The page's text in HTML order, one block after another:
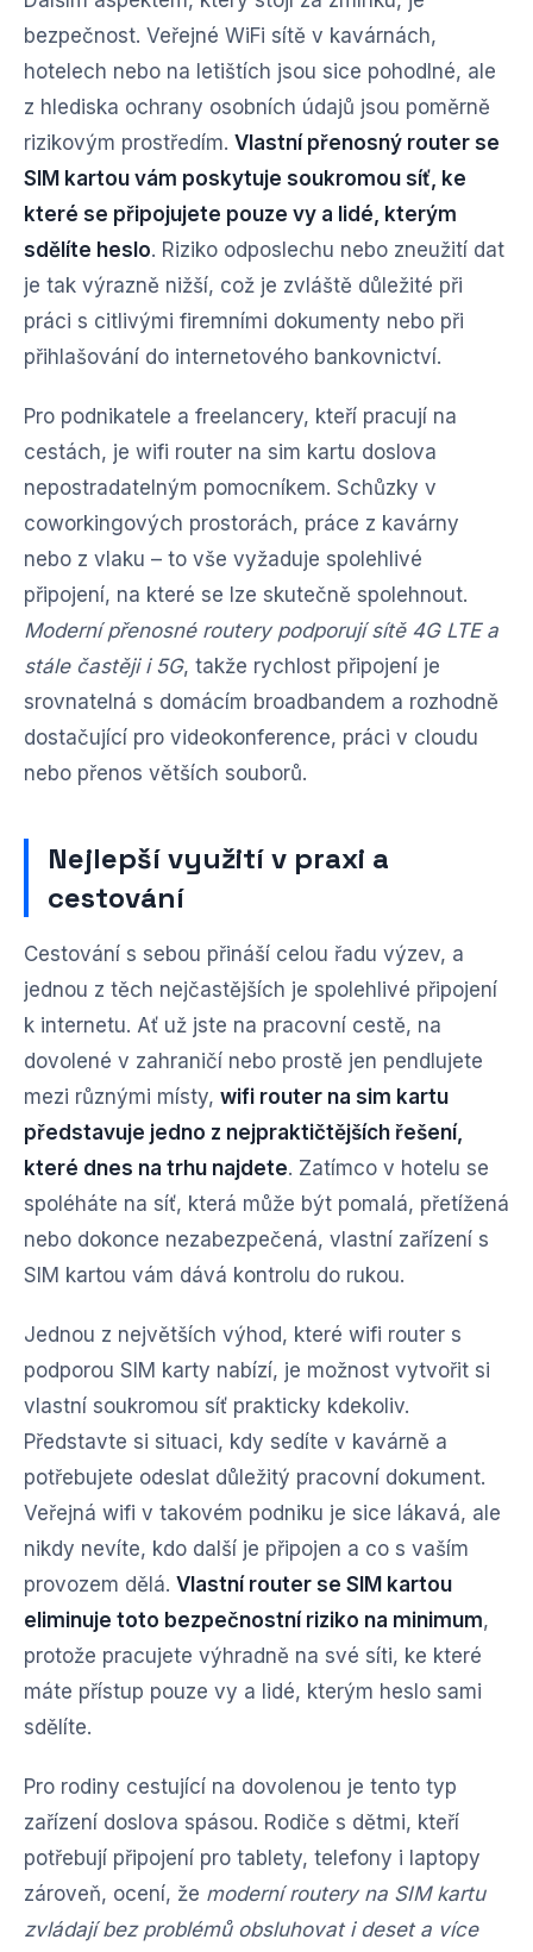
bezpečnost. Veřejné WiFi sítě v kavárnách,
hotelech nebo na letištích jsou sice pohodlné, ale
z hlediska ochrany osobních údajů jsou poměrně
rizikovým prostředím. Vlastní přenosný router se
SIM kartou vám poskytuje soukromou síť, ke
které se připojujete pouze vy a lidé, kterým
sdělíte heslo. Riziko odposlechu nebo zneužití dat
je tak výrazně nižší, což je zvláště důležité při
práci s citlivými firemními dokumenty nebo při
přihlašování do internetového bankovnictví.
Pro podnikatele a freelancery, kteří pracují na
cestách, je wifi router na sim kartu doslova
nepostradatelným pomocníkem. Schůzky v
coworkingových prostorách, práce z kavárny
nebo z vlaku – to vše vyžaduje spolehlivé
připojení, na které se lze skutečně spolehnout.
Moderní přenosné routery podporují sítě 4G LTE a
stále častěji i 5G, takže rychlost připojení je
srovnatelná s domácím broadbandem a rozhodně
dostačující pro videokonference, práci v cloudu
nebo přenos větších souborů.
Nejlepší využití v praxi a
cestování
Cestování s sebou přináší celou řadu výzev, a
jednou z těch nejčastějších je spolehlivé připojení
k internetu. Ať už jste na pracovní cestě, na
dovolené v zahraničí nebo prostě jen pendlujete
mezi různými místy, wifi router na sim kartu
představuje jedno z nejpraktičtějších řešení,
které dnes na trhu najdete. Zatímco v hotelu se
spoléháte na síť, která může být pomalá, přetížená
nebo dokonce nezabezpečená, vlastní zařízení s
SIM kartou vám dává kontrolu do rukou.
Jednou z největších výhod, které wifi router s
podporou SIM karty nabízí, je možnost vytvořit si
vlastní soukromou síť prakticky kdekoliv.
Představte si situaci, kdy sedíte v kavárně a
potřebujete odeslat důležitý pracovní dokument.
Veřejná wifi v takovém podniku je sice lákavá, ale
nikdy nevíte, kdo další je připojen a co s vaším
provozem dělá. Vlastní router se SIM kartou
eliminuje toto bezpečnostní riziko na minimum,
protože pracujete výhradně na své síti, ke které
máte přístup pouze vy a lidé, kterým heslo sami
sdělíte.
Pro rodiny cestující na dovolenou je tento typ
zařízení doslova spásou. Rodiče s dětmi, kteří
potřebují připojení pro tablety, telefony i laptopy
zároveň, ocení, že moderní routery na SIM kartu
zvládají bez problémů obsluhovat i deset a více